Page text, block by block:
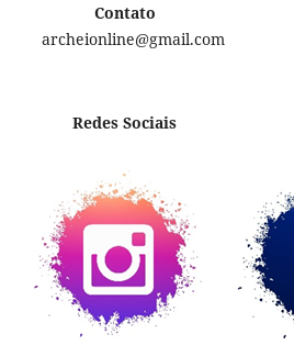
Contato
archeionline@gmail.com
Redes Sociais